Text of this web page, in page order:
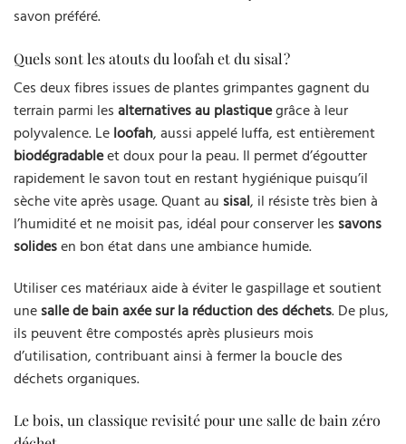
savon préféré.
Quels sont les atouts du loofah et du sisal ?
Ces deux fibres issues de plantes grimpantes gagnent du
terrain parmi les alternatives au plastiquegrâce à leur
polyvalence. Le loofah, aussi appelé luffa, est entièrement
biodégradableet doux pour la peau. Il permet d’égoutter
rapidement le savon tout en restant hygiénique puisqu’il
sèche vite après usage. Quant au sisal, il résiste très bien à
l’humidité et ne moisit pas, idéal pour conserver les savons
solidesen bon état dans une ambiance humide.
Utiliser ces matériaux aide à éviter le gaspillage et soutient
une salle de bain axée sur la réduction des déchets. De plus,
ils peuvent être compostés après plusieurs mois
d’utilisation, contribuant ainsi à fermer la boucle des
déchets organiques.
Le bois, un classique revisité pour une salle de bain zéro